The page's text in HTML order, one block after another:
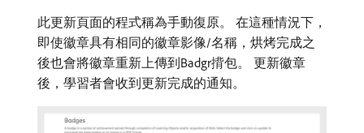
此更新頁面的程式稱為手動復原。 在這種情況下，
即使徽章具有相同的徽章影像/名稱，烘烤完成之
後也會將徽章重新上傳到Badgr揹包。 更新徽章
後，學習者會收到更新完成的通知。